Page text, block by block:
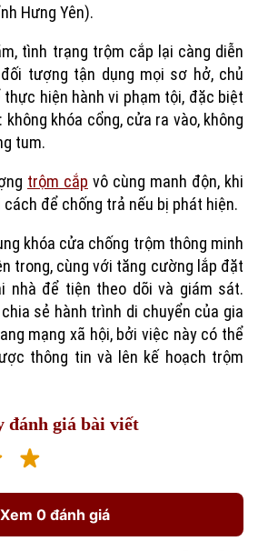
Hưng Yên).
tình trạng trộm cắp lại càng diễn
tượng tận dụng mọi sơ hở, chủ
hiện hành vi phạm tội, đặc biệt
không khóa cổng, cửa ra vào, không
tum.
trộm cắp vô cùng manh độn, khi
để chống trả nếu bị phát hiện.
khóa cửa chống trộm thông minh
trong, cùng với tăng cường lắp đặt
nhà để tiện theo dõi và giám sát.
sẻ hành trình di chuyển của gia
mạng xã hội, bởi việc này có thể
thông tin và lên kế hoạch trộm
đánh giá bài viết
Xem 0 đánh giá